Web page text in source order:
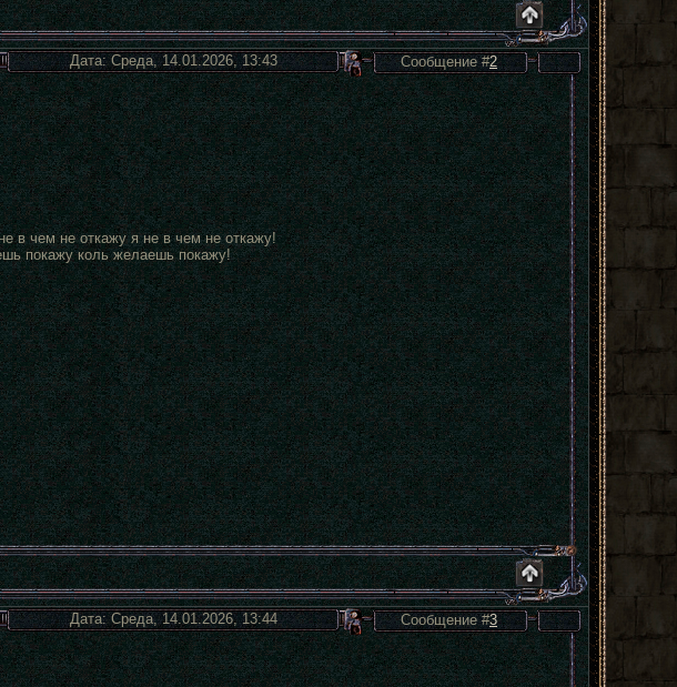
Дата: Среда, 14.01.2026, 13:43 Сообщение #2
в чем не откажу я не в чем не откажу!
покажу коль желаешь покажу!
Дата: Среда, 14.01.2026, 13:44 Сообщение #3